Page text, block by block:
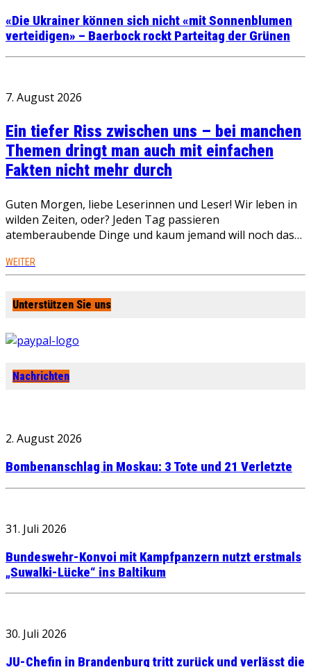
«Die Ukrainer können sich nicht «mit Sonnenblumen
verteidigen» – Baerbock rockt Parteitag der Grünen
7. August 2026
Ein tiefer Riss zwischen uns – bei manchen
Themen dringt man auch mit einfachen
Fakten nicht mehr durch
Guten Morgen, liebe Leserinnen und Leser! Wir leben in
wilden Zeiten, oder? Jeden Tag passieren
atemberaubende Dinge und kaum jemand will noch das…
WEITER
Unterstützen Sie uns
Nachrichten
2. August 2026
Bombenanschlag in Moskau: 3 Tote und 21 Verletzte
31. Juli 2026
Bundeswehr-Konvoi mit Kampfpanzern nutzt erstmals
„Suwalki-Lücke“ ins Baltikum
30. Juli 2026
JU-Chefin in Brandenburg tritt zurück und verlässt die